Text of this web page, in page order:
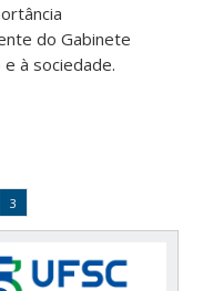
do Gabinete
à sociedade.
3